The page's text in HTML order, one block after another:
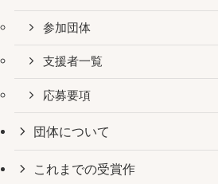
参加団体
支援者一覧
応募要項
団体について
これまでの受賞作